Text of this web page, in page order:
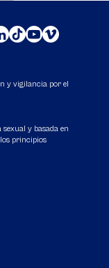
y vigilancia por el
y basada en
principios